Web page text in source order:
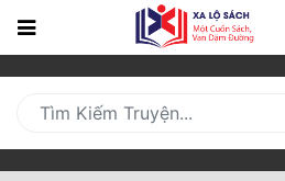
Trang
Mới
Cập